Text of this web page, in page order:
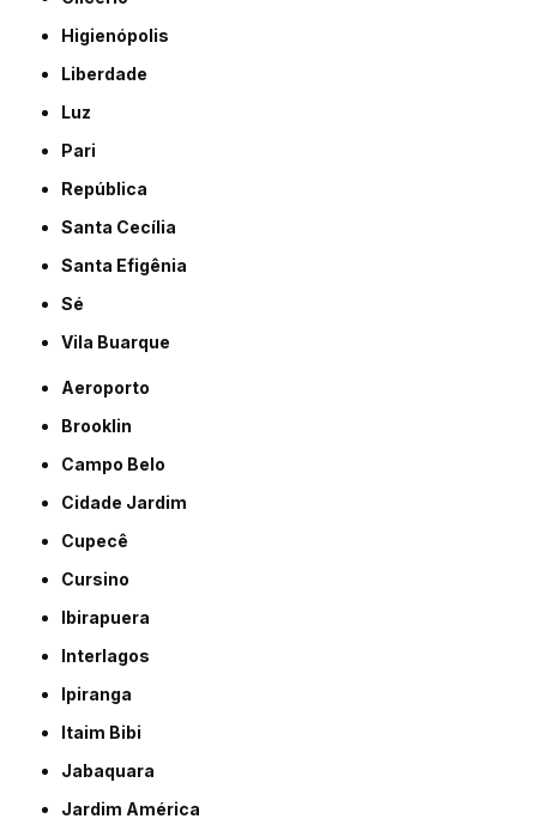
Higienópolis
Liberdade
Luz
Pari
República
Santa Cecília
Santa Efigênia
Sé
Vila Buarque
Aeroporto
Brooklin
Campo Belo
Cidade Jardim
Cupecê
Cursino
Ibirapuera
Interlagos
Ipiranga
Itaim Bibi
Jabaquara
Jardim América